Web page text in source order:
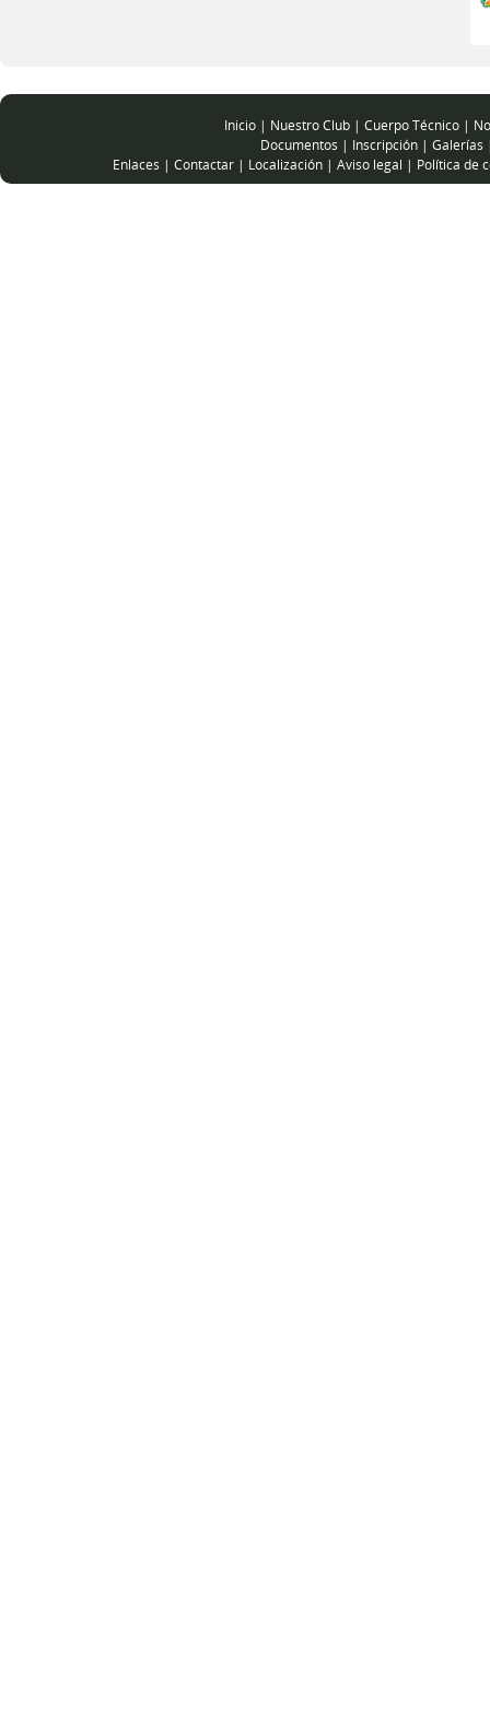
Inicio | Nuestro Club | Cuerpo Técnico |
Documentos | Inscripción | Galerías
Enlaces | Contactar | Localización | Aviso legal | Política de